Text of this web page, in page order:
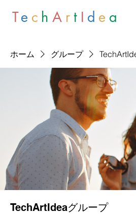
Te c hA r t I d e a
ホーム グループ
TechArtIdeaグループ